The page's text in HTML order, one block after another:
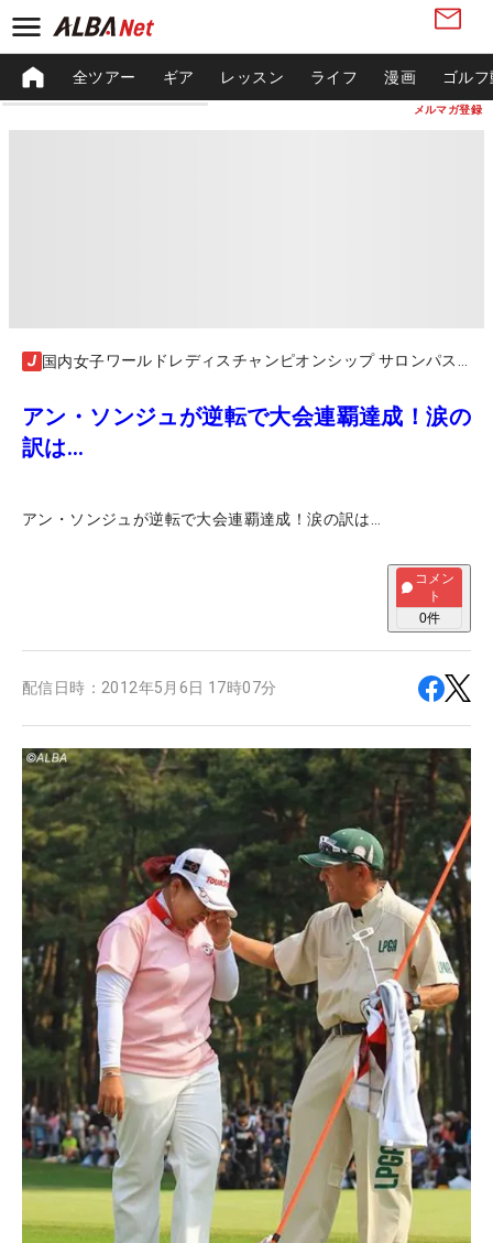
メルマガ登録
全ツアー ギア レッスン ライフ 漫画 ゴル
国内女子
アン・ソンジュが逆転で大会連覇達成！涙の
訳は…
アン・ソンジュが逆転で大会連覇達成！涙の訳は…
コメン
ト
0件
配信日時： 2012年5月6日 17時07分